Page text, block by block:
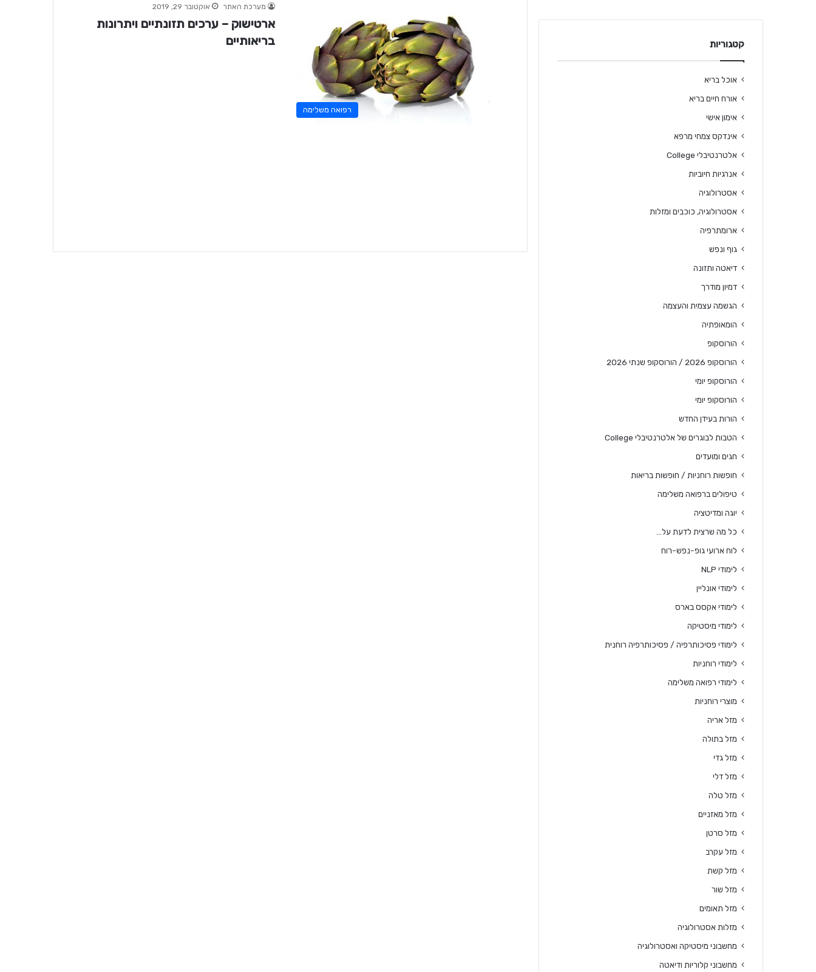
רפואה משלימה
מערכת האתר אוקטובר 29, 2019
ארטישוק – ערכים תזונתיים ויתרונות
בריאותיים
קטגוריות
אוכל בריא
אורח חיים בריא
אימון אישי
אינדקס צמחי מרפא
אלטרנטיבלי College
אנרגיות חיוביות
אסטרולוגיה
אסטרולוגיה, כוכבים ומזלות
ארומתרפיה
גוף ונפש
דיאטה ותזונה
דמיון מודרך
הגשמה עצמית והעצמה
הומאופתיה
הורוסקופ
הורוסקופ 2026 / הורוסקופ שנתי 2026
הורוסקופ יומי
הורוסקופ יומי
הורות בעידן החדש
הטבות לבוגרים של אלטרנטיבלי College
חגים ומועדים
חופשות רוחניות / חופשות בריאות
טיפולים ברפואה משלימה
יוגה ומדיטציה
כל מה שרצית לדעת על…
לוח ארועי גופ-נפש-רוח
לימודי NLP
לימודי אונליין
לימודי אקסס בארס
לימודי מיסטיקה
לימודי פסיכותרפיה / פסיכותרפיה רוחנית
לימודי רוחניות
לימודי רפואה משלימה
מוצרי רוחניות
מזל אריה
מזל בתולה
מזל גדי
מזל דלי
מזל טלה
מזל מאזניים
מזל סרטן
מזל עקרב
מזל קשת
מזל שור
מזל תאומים
מזלות אסטרולוגיה
מחשבוני מיסטיקה ואסטרולוגיה
מחשבוני קלוריות ודיאטה